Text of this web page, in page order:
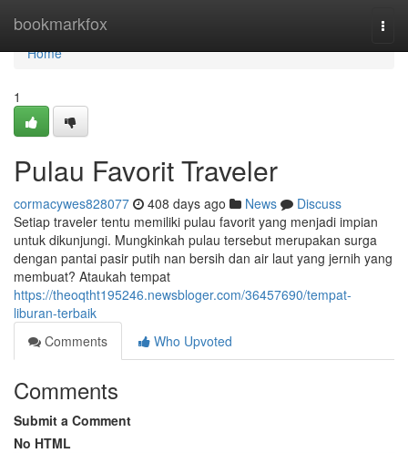
bookmarkfox
Home
Home
1
Pulau Favorit Traveler
cormacywes828077 408 days ago News
Discuss
Setiap traveler tentu memiliki pulau favorit yang menjadi impian
untuk dikunjungi. Mungkinkah pulau tersebut merupakan surga
dengan pantai pasir putih nan bersih dan air laut yang jernih yang
membuat? Ataukah tempat
https://theoqtht195246.newsbloger.com/36457690/tempat-
liburan-terbaik
Comments
Who Upvoted
Comments
Submit a Comment
No HTML